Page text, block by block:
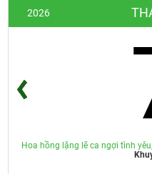
2026
Hoa hồng lặng lẽ ca ngợi tình